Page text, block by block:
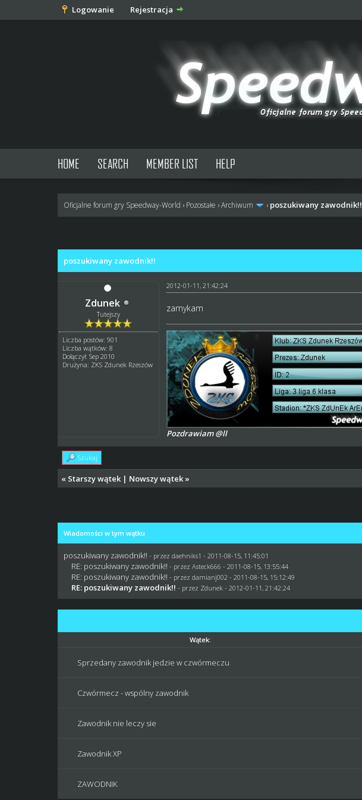
Logowanie Rejestracja
HOME SEARCH MEMBER LIST HELP
Oficjalne forum gry Speedway-World › Pozostałe ›Archiwum › poszukiwany zawodnik!!
poszukiwany zawodnik!!
Zdunek
Tutejszy
Liczba postów: 901
Liczba wątków: 8
Dołączył: Sep 2010
Drużyna: ZKS Zdunek Rzeszów
2012-01-11, 21:42:24
zamykam
Pozdrawiam @ll
Szukaj
« Starszy wątek | Nowszy wątek »
Wiadomości w tym wątku
poszukiwany zawodnik!! - przez daehniks1 - 2011-08-15, 11:45:01
RE: poszukiwany zawodnik!! - przez Asteck666 - 2011-08-15, 13:55:44
RE: poszukiwany zawodnik!! - przezdamianj002 - 2011-08-15, 15:12:49
RE: poszukiwany zawodnik!! - przez Zdunek - 2012-01-11, 21:42:24
Wątek:
Sprzedany zawodnik jedzie w czwórmeczu
Czwórmecz - wspólny zawodnik
Zawodnik nie leczy sie
Zawodnik XP
ZAWODNIK